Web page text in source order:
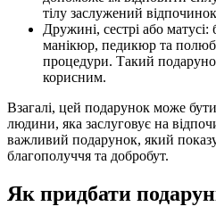
тілу заслужений
Дружині, сестрі або матусі:
манікюр, педикюр та
процедури. Такий
корисним.
Взагалі, цей подарунок може бути
людини, яка заслуговує на
важливий подарунок, який
благополуччя та добробут.
Як придбати